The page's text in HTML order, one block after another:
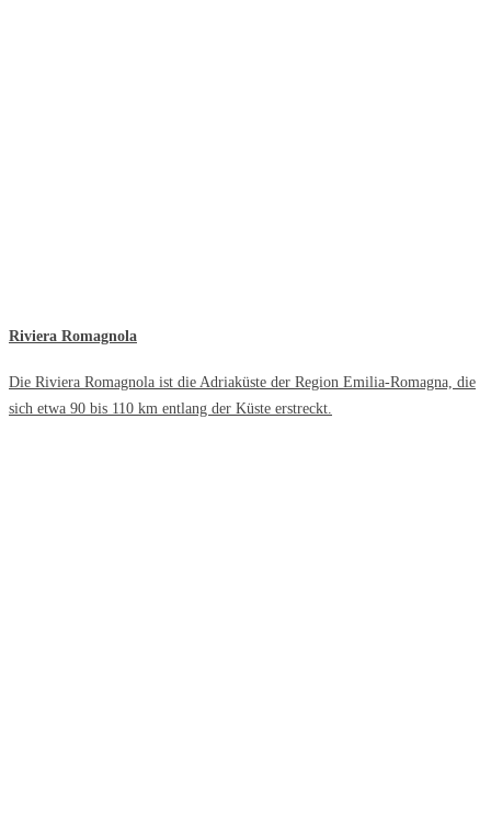
Riviera Romagnola
Die Riviera Romagnola ist die Adriaküste der Region Emilia-Romagna, die
sich etwa 90 bis 110 km entlang der Küste erstreckt.